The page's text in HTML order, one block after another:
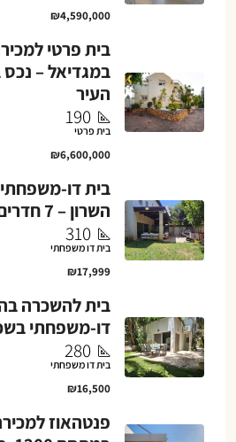
₪4,590,000
בית פרטי
במגדיאל – נכס
העיר
190
בית פרטי
₪6,600,000
בית דו-
השרון – 7 חדרים
310
בית דו משפחתי
₪17,999
בית להשכרה
דו-משפחתי
280
בית דו משפחתי
₪16,500
פנטהאוז